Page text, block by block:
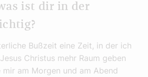
ist dir in der
Bußzeit eine Zeit, in der ich
Christus mehr Raum geben
mir am Morgen und am Abend